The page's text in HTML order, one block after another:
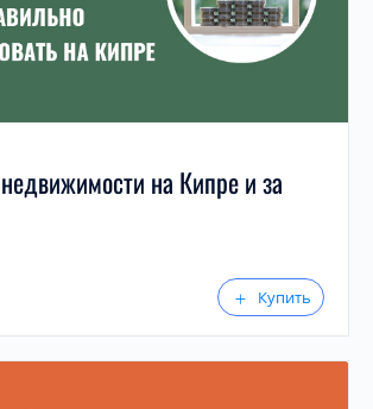
на Кипре и за
Купить